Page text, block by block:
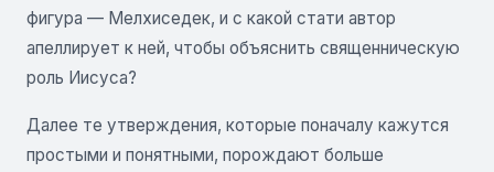
фигура — Мелхиседек, и с какой стати автор
апеллирует к ней, чтобы объяснить священническую
роль Иисуса?
Далее те утверждения, которые поначалу кажутся
простыми и понятными, порождают больше